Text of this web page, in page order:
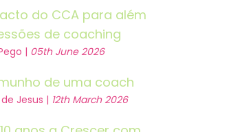
do CCA para além
de coaching
| 05th June 2026
de uma coach
Jesus | 12th March 2026